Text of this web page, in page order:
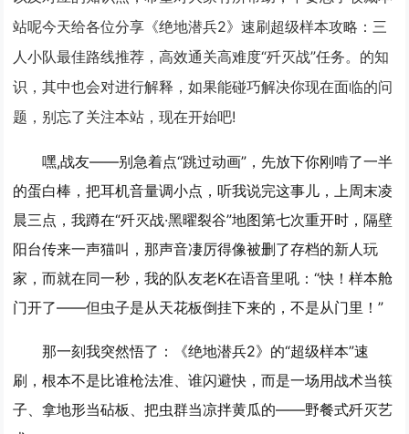
站呢今天给各位分享《绝地潜兵2》速刷超级样本攻略：三
人小队最佳路线推荐，高效通关高难度“歼灭战”任务。的知
识，其中也会对进行解释，如果能碰巧解决你现在面临的问
题，别忘了关注本站，现在开始吧!
嘿,战友——别急着点“跳过动画”，先放下你刚啃了一半
的蛋白棒，把耳机音量调小点，听我说完这事儿，上周末凌
晨三点，我蹲在“歼灭战·黑曜裂谷”地图第七次重开时，隔壁
阳台传来一声猫叫，那声音凄厉得像被删了存档的新人玩
家，而就在同一秒，我的队友老K在语音里吼：“快！样本舱
门开了——但虫子是从天花板倒挂下来的，不是从门里！”
那一刻我突然悟了：《绝地潜兵2》的“超级样本”速
刷，根本不是比谁枪法准、谁闪避快，而是一场用战术当筷
子、拿地形当砧板、把虫群当凉拌黄瓜的——野餐式歼灭艺